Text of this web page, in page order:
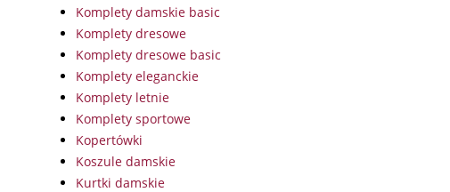
Komplety damskie basic
Komplety dresowe
Komplety dresowe basic
Komplety eleganckie
Komplety letnie
Komplety sportowe
Kopertówki
Koszule damskie
Kurtki damskie